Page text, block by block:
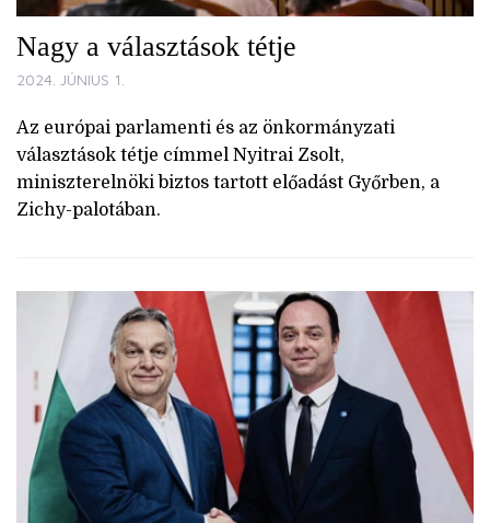
Nagy a választások tétje
2024. JÚNIUS 1.
Az európai parlamenti és az önkormányzati
választások tétje címmel Nyitrai Zsolt,
miniszterelnöki biztos tartott előadást Győrben, a
Zichy-palotában.